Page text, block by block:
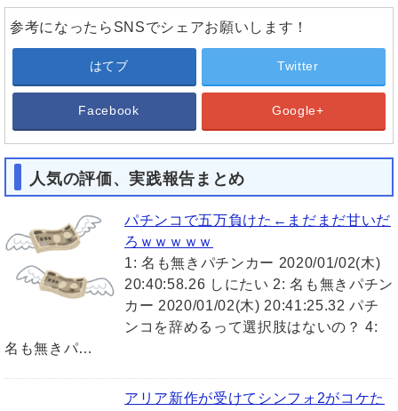
参考になったらSNSでシェアお願いします！
はてブ Twitter
Facebook Google+
人気の評価、実践報告まとめ
パチンコで五万負けた←まだまだ甘いだ
ろｗｗｗｗｗ
1: 名も無きパチンカー 2020/01/02(木)
20:40:58.26 しにたい 2: 名も無きパチン
カー 2020/01/02(木) 20:41:25.32 パチ
ンコを辞めるって選択肢はないの？ 4:
名も無きパ…
アリア新作が受けてシンフォ2がコケた